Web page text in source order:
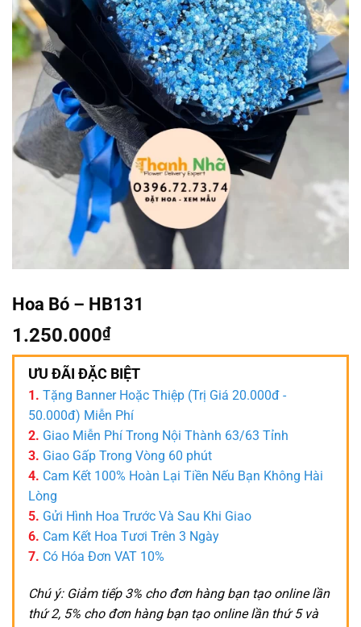
Hoa Bó – HB131
1.250.000₫
ƯU ĐÃI ĐẶC BIỆT
1. Tặng Banner Hoặc Thiệp (Trị Giá 20.000đ -
50.000đ) Miễn Phí
2. Giao Miễn Phí Trong Nội Thành 63/63 Tỉnh
3. Giao Gấp Trong Vòng 60 phút
4. Cam Kết 100% Hoàn Lại Tiền Nếu Bạn Không Hài
Lòng
5. Gửi Hình Hoa Trước Và Sau Khi Giao
6. Cam Kết Hoa Tươi Trên 3 Ngày
7. Có Hóa Đơn VAT 10%
Chú ý: Giảm tiếp 3% cho đơn hàng bạn tạo online lần
thứ 2, 5% cho đơn hàng bạn tạo online lần thứ 5 và